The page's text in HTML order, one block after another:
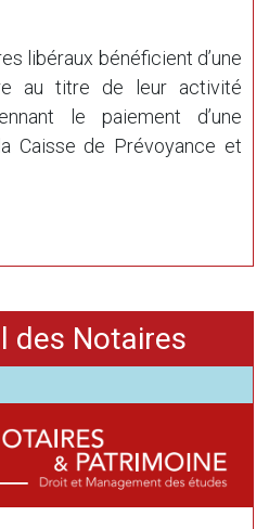
libéraux bénéficient d’une
au titre de leur activité
le paiement d’une
Caisse de Prévoyance et
des Notaires